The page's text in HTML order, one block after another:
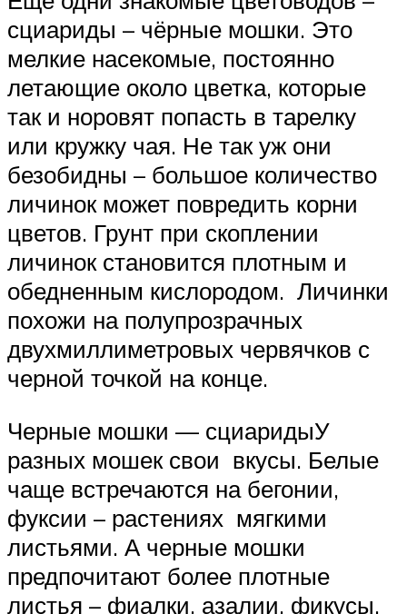
сциариды – чёрные мошки. Это
мелкие насекомые, постоянно
летающие около цветка, которые
так и норовят попасть в тарелку
или кружку чая. Не так уж они
безобидны – большое количество
личинок может повредить корни
цветов. Грунт при скоплении
личинок становится плотным и
обедненным кислородом. Личинки
похожи на полупрозрачных
двухмиллиметровых червячков с
черной точкой на конце.
Черные мошки — сциаридыУ
разных мошек свои вкусы. Белые
чаще встречаются на бегонии,
фуксии – растениях мягкими
листьями. А черные мошки
предпочитают более плотные
листья – фиалки, азалии, фикусы.